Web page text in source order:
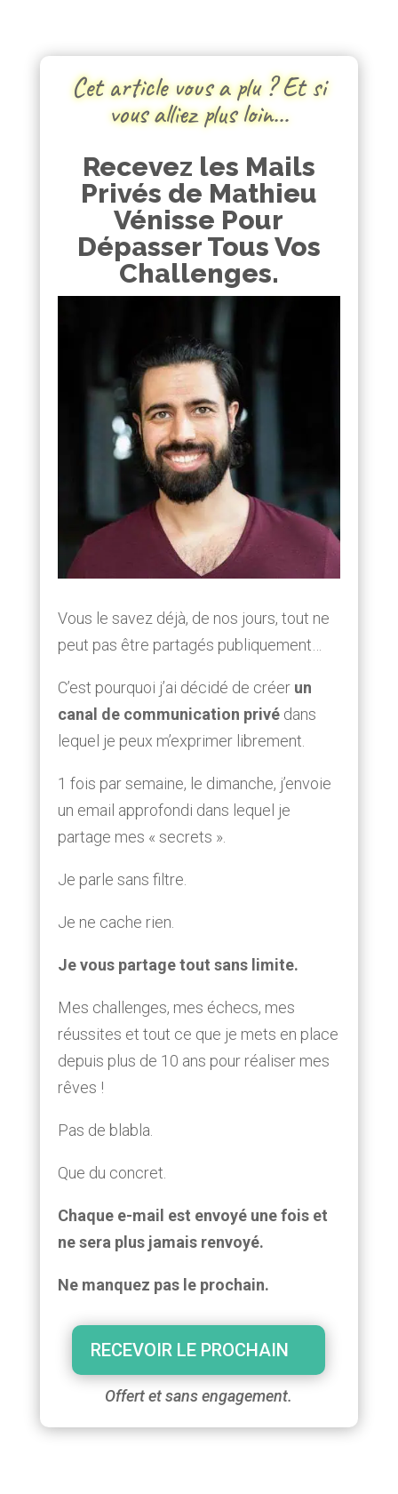
Cet article vous a plu ? Et si
vous alliez plus loin…
Recevez les Mails
Privés de Mathieu
Vénisse Pour
Dépasser Tous Vos
Challenges.
Vous le savez déjà, de nos jours, tout ne
peut pas être partagés publiquement…
C’est pourquoi j’ai décidé de créer un
canal de communication privé dans
lequel je peux m’exprimer librement.
1 fois par semaine, le dimanche, j’envoie
un email approfondi dans lequel je
partage mes « secrets ».
Je parle sans filtre.
Je ne cache rien.
Je vous partage tout sans limite.
Mes challenges, mes échecs, mes
réussites et tout ce que je mets en place
depuis plus de 10 ans pour réaliser mes
rêves !
Pas de blabla.
Que du concret.
Chaque e-mail est envoyé une fois et
ne sera plus jamais renvoyé.
Ne manquez pas le prochain.
RECEVOIR LE PROCHAIN
Offert et sans engagement.